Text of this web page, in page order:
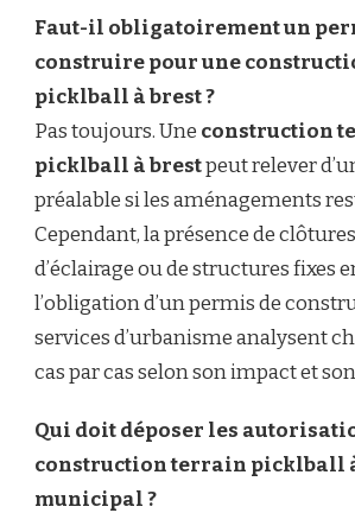
Faut-il obligatoirement un
construire pour une
picklball à brest ?
Pas toujours. Une construction
picklball à brestpeut relever
préalable si les aménagements
Cependant, la présence de
d’éclairage ou de structures fixes
l’obligation d’un permis de
services d’urbanisme analysent
cas par cas selon son impact et
Qui doit déposer les
construction terrain picklball
municipal ?